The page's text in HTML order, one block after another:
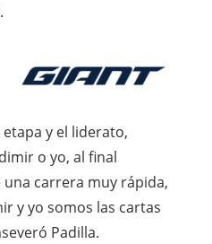
y el liderato,
o yo, al final
carrera muy rápida,
y yo somos las cartas
Padilla.